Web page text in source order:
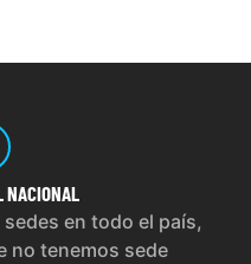
NACIONAL
en todo el país,
no tenemos sede